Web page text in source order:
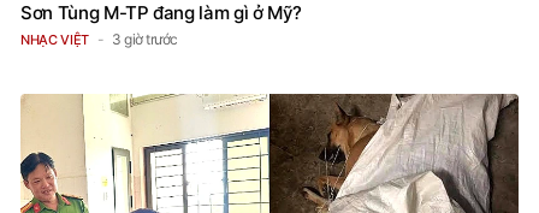
Sơn Tùng M-TP đang làm gì ở Mỹ?
NHẠC VIỆT 3 giờ trước